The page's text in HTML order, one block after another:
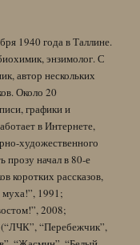
1940 года в Таллине.
энзимолог. С
автор нескольких
Около 20
графики и
в Интернете,
художественного
прозу начал в 80-е
коротких рассказов,
муха!”, 1991;
2008;
“Перебежчик”,